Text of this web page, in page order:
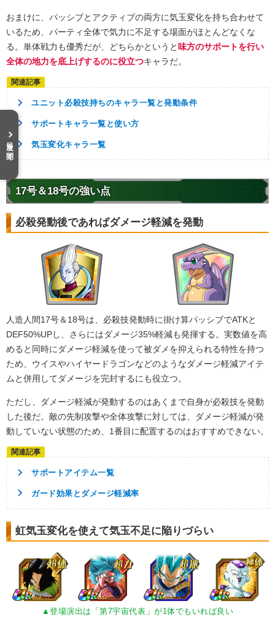
おまけに、パッシブとアクティブの両方に気玉変化を持ち合わせて
いるため、パーティ全体で気力に不足する場面がほとんどなくな
る。単体戦力も優秀だが、どちらかというと味方のサポートを行い
全体の地力を底上げするのに役立つキャラだ。
ユニット必殺技持ちのキャラ一覧と発動条件
サポートキャラ一覧と使い方
気玉変化キャラ一覧
17号＆18号の強い点
必殺発動後であればダメージ軽減を発動
人造人間17号＆18号は、必殺技発動時に掛け算パッシブでATKと
DEF50%UPし、さらにはダメージ35%軽減も発揮する。実数値を高
めると同時にダメージ軽減を使って被ダメを抑えられる特性を持つ
ため、ウイスやハイヤードラゴンなどのようなダメージ軽減アイテ
ムと併用してダメージを完封するにも役立つ。
ただし、ダメージ軽減が発動するのはあくまで自身が必殺技を発動
した後だ。敵の先制攻撃や全体攻撃に対しては、ダメージ軽減が発
動していない状態のため、1番目に配置するのはおすすめできない。
サポートアイテム一覧
ガード効果とダメージ軽減率
虹気玉変化を使えて気玉不足に陥りづらい
▲登場演出は「第7宇宙代表」が1体でもいれば良い
目次を開く